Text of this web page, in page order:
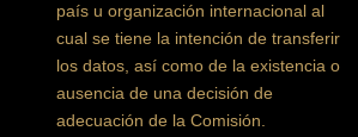
país u organización internacional al
cual se tiene la intención de transferir
los datos, así como de la existencia o
ausencia de una decisión de
adecuación de la Comisión.